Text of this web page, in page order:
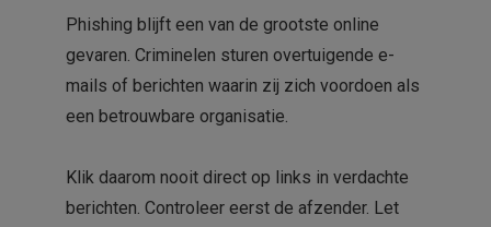
Phishing blijft een van de grootste online
gevaren. Criminelen sturen overtuigende e-
mails of berichten waarin zij zich voordoen als
een betrouwbare organisatie.
Klik daarom nooit direct op links in verdachte
berichten. Controleer eerst de afzender. Let